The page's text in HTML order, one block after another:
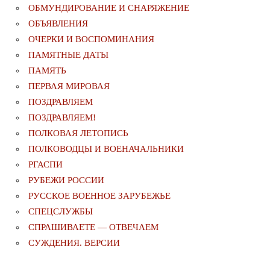
ОБМУНДИРОВАНИЕ И СНАРЯЖЕНИЕ
ОБЪЯВЛЕНИЯ
ОЧЕРКИ И ВОСПОМИНАНИЯ
ПАМЯТНЫЕ ДАТЫ
ПАМЯТЬ
ПЕРВАЯ МИРОВАЯ
ПОЗДРАВЛЯЕМ
ПОЗДРАВЛЯЕМ!
ПОЛКОВАЯ ЛЕТОПИСЬ
ПОЛКОВОДЦЫ И ВОЕНАЧАЛЬНИКИ
РГАСПИ
РУБЕЖИ РОССИИ
РУССКОЕ ВОЕННОЕ ЗАРУБЕЖЬЕ
СПЕЦСЛУЖБЫ
СПРАШИВАЕТЕ — ОТВЕЧАЕМ
СУЖДЕНИЯ. ВЕРСИИ